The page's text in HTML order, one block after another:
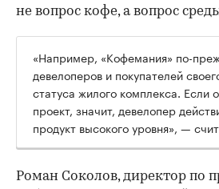
не вопрос кофе, а вопрос
«Например, «Кофемания» по-
девелоперов и покупателей
статуса жилого комплекса. Если
проект, значит, девелопер
продукт высокого уровня», —
Роман Соколов, директор по